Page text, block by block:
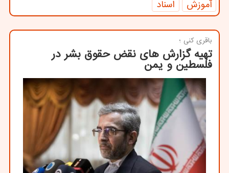
آموزش
اسناد
باقری كنی ؛
تهیه گزارش های نقض حقوق بشر در
فلسطین و یمن